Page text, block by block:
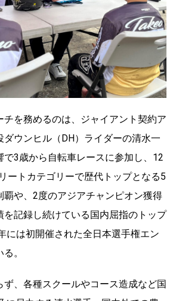
チを務めるのは、ジャイアント契約ア
ダウンヒル（DH）ライダーの清水一
で3歳から自転車レースに参加し、12
ートカテゴリーで歴代トップとなる5
覇や、2度のアジアチャンピオン獲得
を記録し続けている国内屈指のトップ
には初開催された全日本選手権エン
。
ず、各種スクールやコース造成など国